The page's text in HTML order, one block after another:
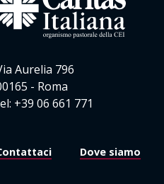
Aurelia 796
- Roma
+39 06 661 771
Dove siamo